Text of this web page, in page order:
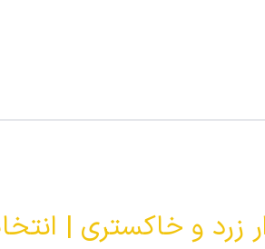
زرد و خاکستری |